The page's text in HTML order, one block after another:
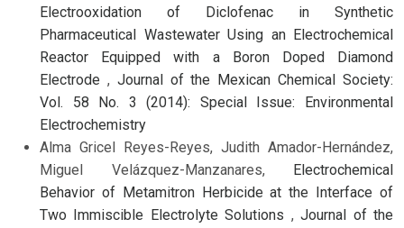
Electrooxidation of Diclofenac in Synthetic
Pharmaceutical Wastewater Using an Electrochemical
Reactor Equipped with a Boron Doped Diamond
Electrode , Journal of the Mexican Chemical Society:
Vol. 58 No. 3 (2014): Special Issue: Environmental
Electrochemistry
Alma Gricel Reyes-Reyes, Judith Amador-Hernández,
Miguel Velázquez-Manzanares, Electrochemical
Behavior of Metamitron Herbicide at the Interface of
Two Immiscible Electrolyte Solutions ,Journal of the